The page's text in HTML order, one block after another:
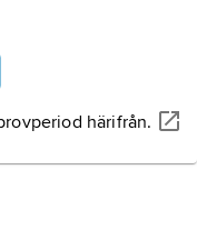
härifrån.